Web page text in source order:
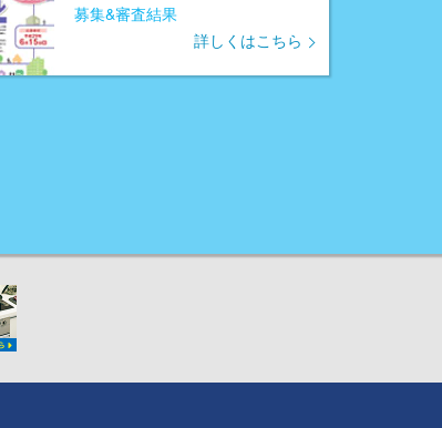
募集&審査結果
詳しくはこちら